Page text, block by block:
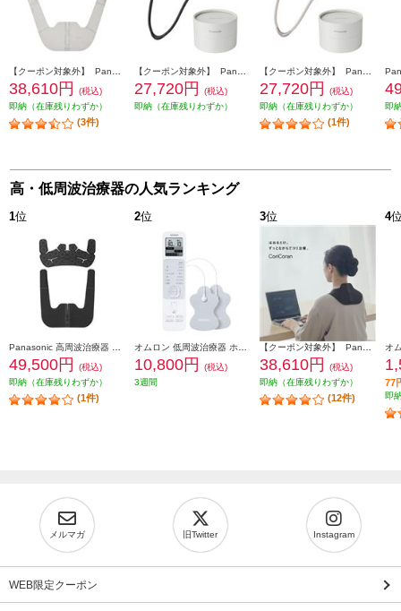
38,610円
(税込)
即納（在庫残りわずか）
(3件)
27,720円
(税込)
即納（在庫残りわずか）
27,720円
(税込)
即納（在庫残りわずか）
(1件)
即
高・低周波治療器の人気ランキング
1位
49,500円
(税込)
即納（在庫残りわずか）
(1件)
2位
10,800円
(税込)
3週間
3位
38,610円
(税込)
即納（在庫残りわずか）
(12件)
4
77
即
メルマガ 旧Twitter Instagram
WEB限定クーポン